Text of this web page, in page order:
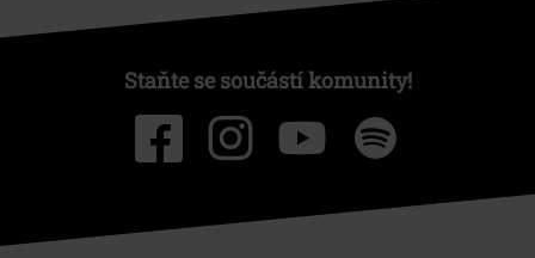
Staňte se součástí komunity!